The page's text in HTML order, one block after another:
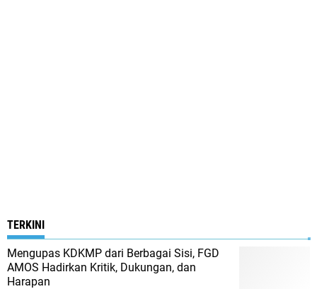
TERKINI
Mengupas KDKMP dari Berbagai Sisi, FGD
AMOS Hadirkan Kritik, Dukungan, dan
Harapan